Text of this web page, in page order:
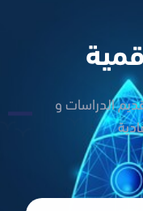
الدراسات و